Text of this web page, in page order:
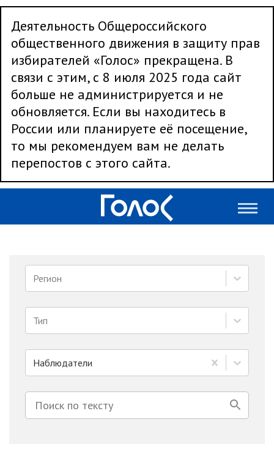
Деятельность Общероссийского
общественного движения в защиту прав
избирателей «Голос» прекращена. В
связи с этим, с 8 июля 2025 года сайт
больше не администрируется и не
обновляется. Если вы находитесь в
России или планируете её посещение,
то мы рекомендуем вам не делать
перепостов с этого сайта.
Регион
Тип
Наблюдатели